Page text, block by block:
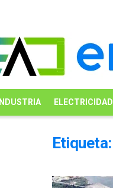
INDUSTRIA ELECTRICIDAD
Etiqueta: